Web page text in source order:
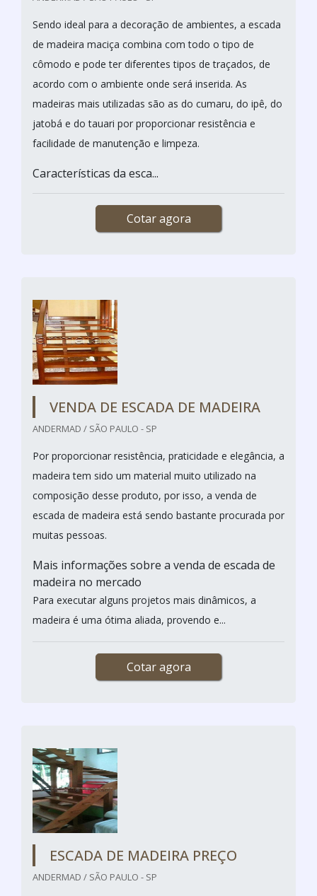
Sendo ideal para a decoração de ambientes, a escada
de madeira maciça combina com todo o tipo de
cômodo e pode ter diferentes tipos de traçados, de
acordo com o ambiente onde será inserida. As
madeiras mais utilizadas são as do cumaru, do ipê, do
jatobá e do tauari por proporcionar resistência e
facilidade de manutenção e limpeza.
Características da esca...
Cotar agora
VENDA DE ESCADA DE MADEIRA
ANDERMAD / SÃO PAULO - SP
Por proporcionar resistência, praticidade e elegância, a
madeira tem sido um material muito utilizado na
composição desse produto, por isso, a venda de
escada de madeira está sendo bastante procurada por
muitas pessoas.
Mais informações sobre a venda de escada de
madeira no mercado
Para executar alguns projetos mais dinâmicos, a
madeira é uma ótima aliada, provendo e...
Cotar agora
ESCADA DE MADEIRA PREÇO
ANDERMAD / SÃO PAULO - SP